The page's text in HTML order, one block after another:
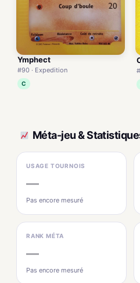
Ymphect
#90 · Expedition
C
Méta-jeu &
USAGE TOURNOIS
—
Pas encore mesuré
RANK MÉTA
—
Pas encore mesuré